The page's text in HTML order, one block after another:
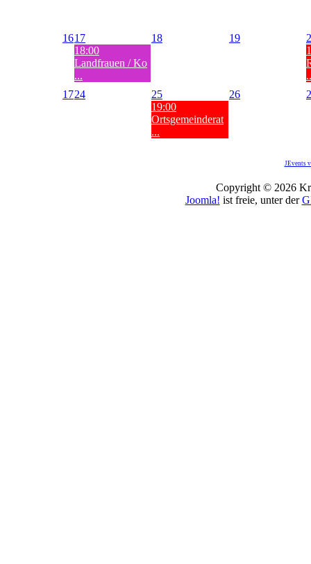
1617
18:00
Landfrauen / Ko
...
18 19
1724
25
19:00
Ortsgemeinderat
...
26
JEvents
Copyright © 2026
Joomla! ist freie, unter der